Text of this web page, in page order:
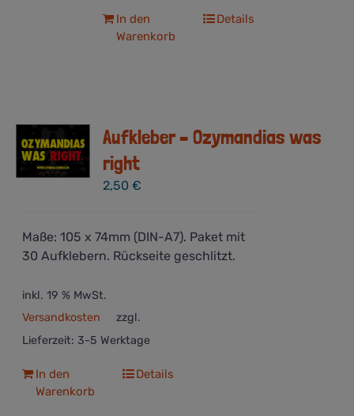
In den
Warenkorb
Details
Aufkleber – Ozymandias was
right
2,50€
Maße: 105 x 74mm (DIN-A7). Paket mit
30 Aufklebern. Rückseite geschlitzt.
inkl. 19 % MwSt.
zzgl.
Versandkosten
Lieferzeit: 3-5 Werktage
In den
Warenkorb
Details